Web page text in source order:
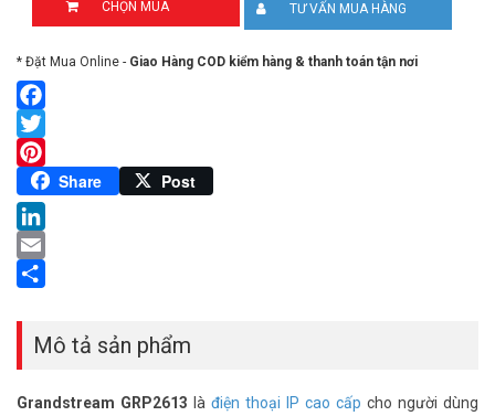
CHỌN MUA TƯ VẤN MUA HÀNG
* Đặt Mua Online - Giao Hàng COD kiểm hàng & thanh toán tận nơi
Facebook
Twitter
Pinterest
Share Post
LinkedIn
Email
Mô tả sản phẩm
Grandstream GRP2613 là điện thoại IP cao cấp cho người dùng